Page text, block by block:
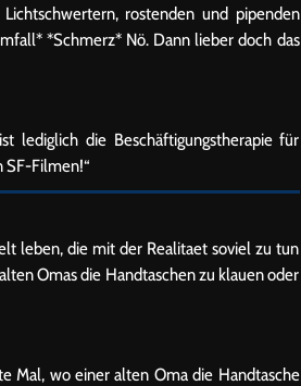
rostenden und pipenden
*Schmerz* Nö. Dann lieber doch das
lediglich die Beschäftigungstherapie für
SF-Filmen!“
leben, die mit der Realitaet soviel zu tun
Omas die Handtaschen zu klauen oder
Mal, wo einer alten Oma die Handtasche